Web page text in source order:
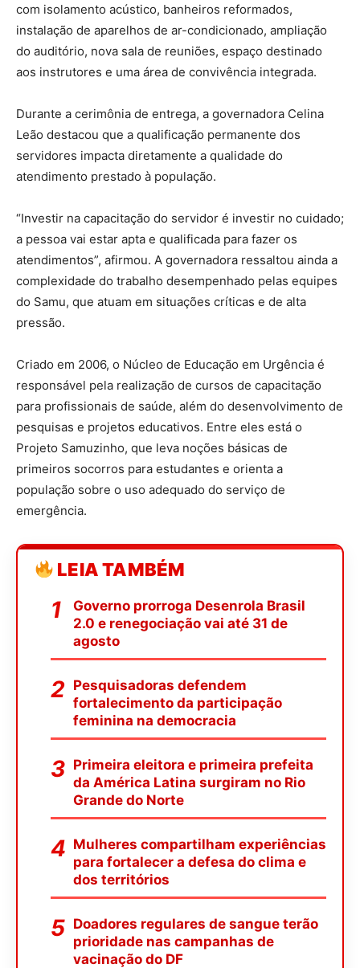
com isolamento acústico, banheiros reformados,
instalação de aparelhos de ar-condicionado, ampliação
do auditório, nova sala de reuniões, espaço destinado
aos instrutores e uma área de convivência integrada.
Durante a cerimônia de entrega, a governadora Celina
Leão destacou que a qualificação permanente dos
servidores impacta diretamente a qualidade do
atendimento prestado à população.
“Investir na capacitação do servidor é investir no cuidado;
a pessoa vai estar apta e qualificada para fazer os
atendimentos”, afirmou. A governadora ressaltou ainda a
complexidade do trabalho desempenhado pelas equipes
do Samu, que atuam em situações críticas e de alta
pressão.
Criado em 2006, o Núcleo de Educação em Urgência é
responsável pela realização de cursos de capacitação
para profissionais de saúde, além do desenvolvimento de
pesquisas e projetos educativos. Entre eles está o
Projeto Samuzinho, que leva noções básicas de
primeiros socorros para estudantes e orienta a
população sobre o uso adequado do serviço de
emergência.
LEIA TAMBÉM
Governo prorroga Desenrola Brasil
2.0 e renegociação vai até 31 de
agosto
Pesquisadoras defendem
fortalecimento da participação
feminina na democracia
Primeira eleitora e primeira prefeita
da América Latina surgiram no Rio
Grande do Norte
Mulheres compartilham experiências
para fortalecer a defesa do clima e
dos territórios
Doadores regulares de sangue terão
prioridade nas campanhas de
vacinação do DF